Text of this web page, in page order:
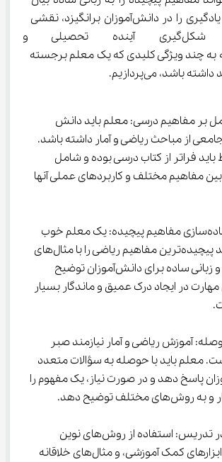
کند و علاقه به یادگیری را در دانش‌آموزان برانگیزد، نقشی
حیاتی در شکل‌گیری آینده
به چند ویژگی کلیدی که یک معلم برجسته
باشد، می‌پردازیم.
بر مفاهیم درسی: معلم باید دانش
از مباحث ریاضی و آمار داشته باشد.
فراتر از کتاب درسی بوده و شامل
بین مفاهیم مختلف و کاربردهای عملی آنها
توانایی ساده‌سازی مفاهیم پیچیده: یک معلم خوب
باید بتواند پیچیده‌ترین مفاهیم ریاضی را با مثال‌های
ملموس و زبانی ساده برای دانش‌آموزان توضیح
در ایجاد درک عمیق و ماندگار بسیار
آموزش ریاضی و آمار نیازمند صبر
معلم باید با حوصله به سؤالات متعدد
پاسخ دهد و در صورت نیاز، یک مفهوم را
مختلف توضیح دهد.
خلاقیت در تدریس: استفاده از روش‌های نوین
آموزشی، ابزارهای کمک آموزشی، و مثال‌های خلاقانه